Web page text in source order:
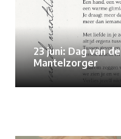
23 juni: Dag van de
Mantelzorger